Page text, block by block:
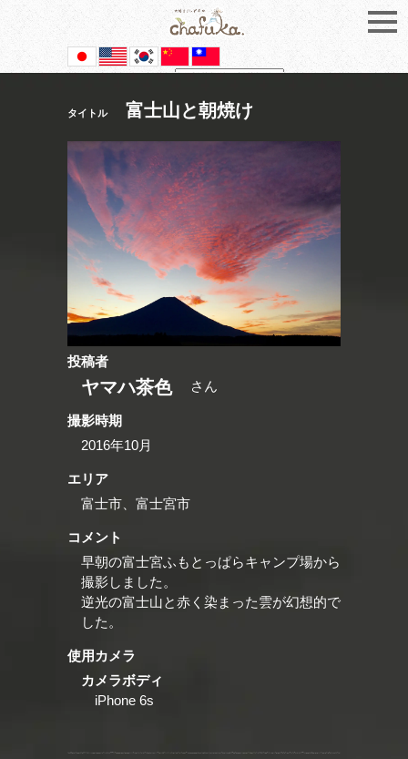
Powered by
タイトル 富士山と朝焼け
投稿者
ヤマハ茶色 さん
撮影時期
2016年10月
エリア
富士市、富士宮市
コメント
早朝の富士宮ふもとっぱらキャンプ場から
撮影しました。
逆光の富士山と赤く染まった雲が幻想的で
した。
使用カメラ
カメラボディ
iPhone 6s